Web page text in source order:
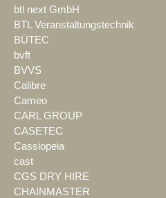
btl next GmbH
BTL Veranstaltungstechnik
BÜTEC
bvft
BVVS
Calibre
Cameo
CARL GROUP
CASETEC
Cassiopeia
cast
CGS DRY HIRE
CHAINMASTER